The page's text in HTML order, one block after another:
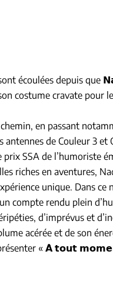
écoulées depuis
costume cravate pour
en passant
antennes de Couleur 3 et
SSA de l’humoriste
riches en aventures,
unique. Dans ce
compte rendu plein
d’imprévus et
acérée et de son
présenter « 𝗔̀ 𝘁𝗼𝘂𝘁